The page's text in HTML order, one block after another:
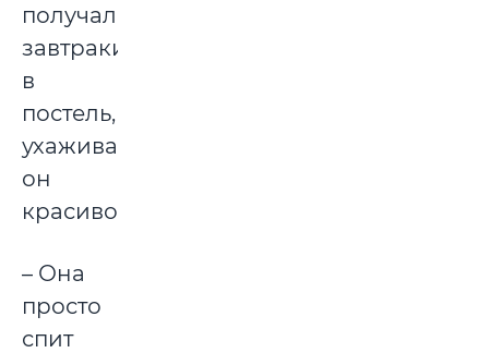
получала
завтраки
в
постель,
ухаживал
он
красиво.
– Она
просто
спит